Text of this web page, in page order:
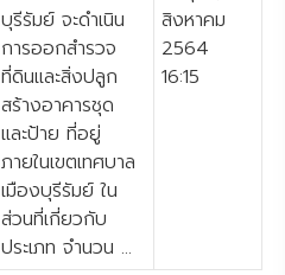
บุรีรัมย์ จะดำเนิน
การออกสำรวจ
ที่ดินและสิ่งปลูก
สร้างอาคารชุด
และป้าย ที่อยู่
ภายในเขตเทศบาล
เมืองบุรีรัมย์ ใน
ส่วนที่เกี่ยวกับ
ประเภท จำนวน ...
สิงหาคม
2564
16:15